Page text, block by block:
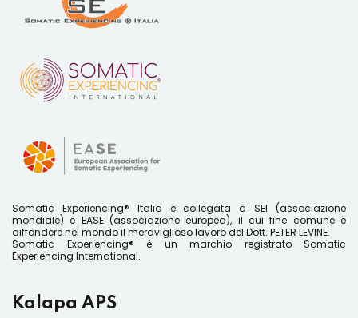
Somatic Experiencing® Italia è collegata a SEI (associazione
mondiale) e EASE (associazione europea), il cui fine comune è
diffondere nel mondo il meraviglioso lavoro del Dott. PETER LEVINE.
Somatic Experiencing® è un marchio registrato Somatic
Experiencing International.
Kalapa APS